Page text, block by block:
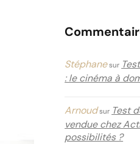
Stéphanesur
: le cinéma à
Arnoudsur Test
vendue chez
possibilités ?